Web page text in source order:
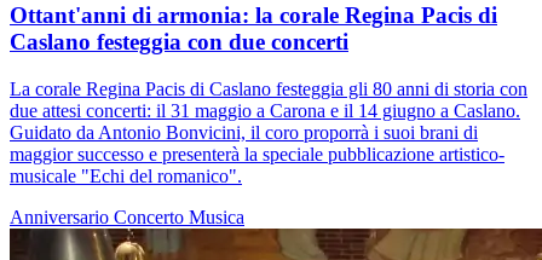
Ottant'anni di armonia: la corale Regina Pacis di
Caslano festeggia con due concerti
La corale Regina Pacis di Caslano festeggia gli 80 anni di storia con
due attesi concerti: il 31 maggio a Carona e il 14 giugno a Caslano.
Guidato da Antonio Bonvicini, il coro proporrà i suoi brani di
maggior successo e presenterà la speciale pubblicazione artistico-
musicale "Echi del romanico".
Anniversario Concerto Musica